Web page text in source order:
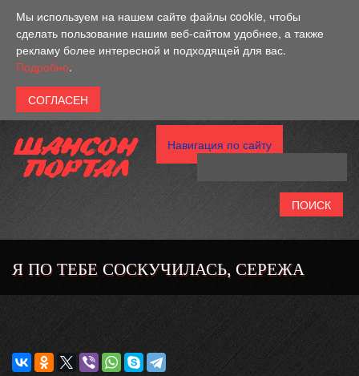
Мы используем на нашем сайте файлы cookie, чтобы
сделать пользование нашим веб-сайтом удобнее, а также
рекламу более интересной и подходящей для вас.
Подробно.
Навигация по сайту
Я ПО ТЕБЕ СОСКУЧИЛАСЬ, СЕРЕЖА